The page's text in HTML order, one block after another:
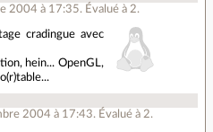
2004 à 17:35. Évalué à 2.
cradingue avec
hein... OpenGL,
2004 à 17:43. Évalué à 2.